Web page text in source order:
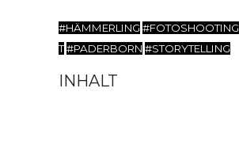
#HÄMMERLING #FOTOSHOOTING
T#PADERBORN #STORYTELLING
INHALT